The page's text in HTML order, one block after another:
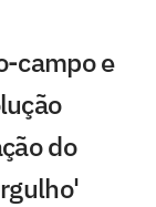
campo e
do